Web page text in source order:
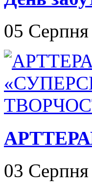
05
03